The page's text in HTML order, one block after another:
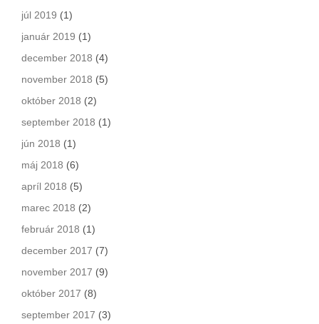
júl 2019 (1)
január 2019 (1)
december 2018 (4)
november 2018 (5)
október 2018 (2)
september 2018 (1)
jún 2018 (1)
máj 2018 (6)
apríl 2018 (5)
marec 2018 (2)
február 2018 (1)
december 2017 (7)
november 2017 (9)
október 2017 (8)
september 2017 (3)